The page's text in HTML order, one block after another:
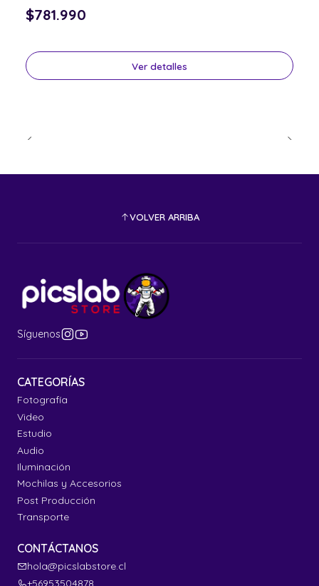
$781.990
Ver detalles
VOLVER ARRIBA
Síguenos
CATEGORÍAS
Fotografía
Video
Estudio
Audio
Iluminación
Mochilas y Accesorios
Post Producción
Transporte
CONTÁCTANOS
hola@picslabstore.cl
+56953504878